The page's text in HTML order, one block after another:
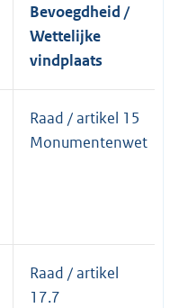
Bevoegdheid /
Wettelijke
vindplaats
Raad / artikel 15
Monumentenwet
Raad / artikel
17.7